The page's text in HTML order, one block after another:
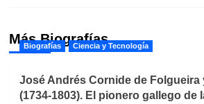
Más Biografías
Biografías Ciencia y Tecnología
José Andrés Cornide de Folgueira
(1734-1803). El pionero gallego de